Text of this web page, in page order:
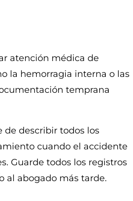
atención médica de
la hemorragia interna o las
temprana
de describir todos los
cuando el accidente
Guarde todos los registros
al abogado más tarde.